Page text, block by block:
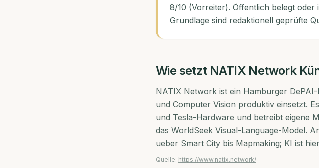
8/10 (Vorreiter). Öffentlich belegt
Grundlage sind redaktionell geprüfte
Wie setzt NATIX Network
NATIX Network ist ein Hamburger
und Computer Vision produktiv einsetzt.
und Tesla-Hardware und betreibt eigene
das WorldSeek Visual-Language-Model.
ueber Smart City bis Mapmaking; KI ist
Quelle: https://www.natix.network/